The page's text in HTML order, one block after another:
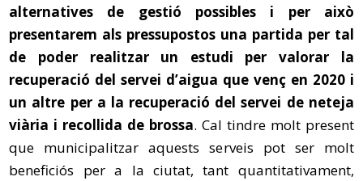
alternatives de gestió possibles i per això
presentarem als pressupostos una partida per tal
de poder realitzar un estudi per valorar la
recuperació del servei d’aigua que venç en 2020 i
un altre per a la recuperació del servei de neteja
viària i recollida de brossa. Cal tindre molt present
que municipalitzar aquests serveis pot ser molt
beneficiós per a la ciutat, tant quantitativament,